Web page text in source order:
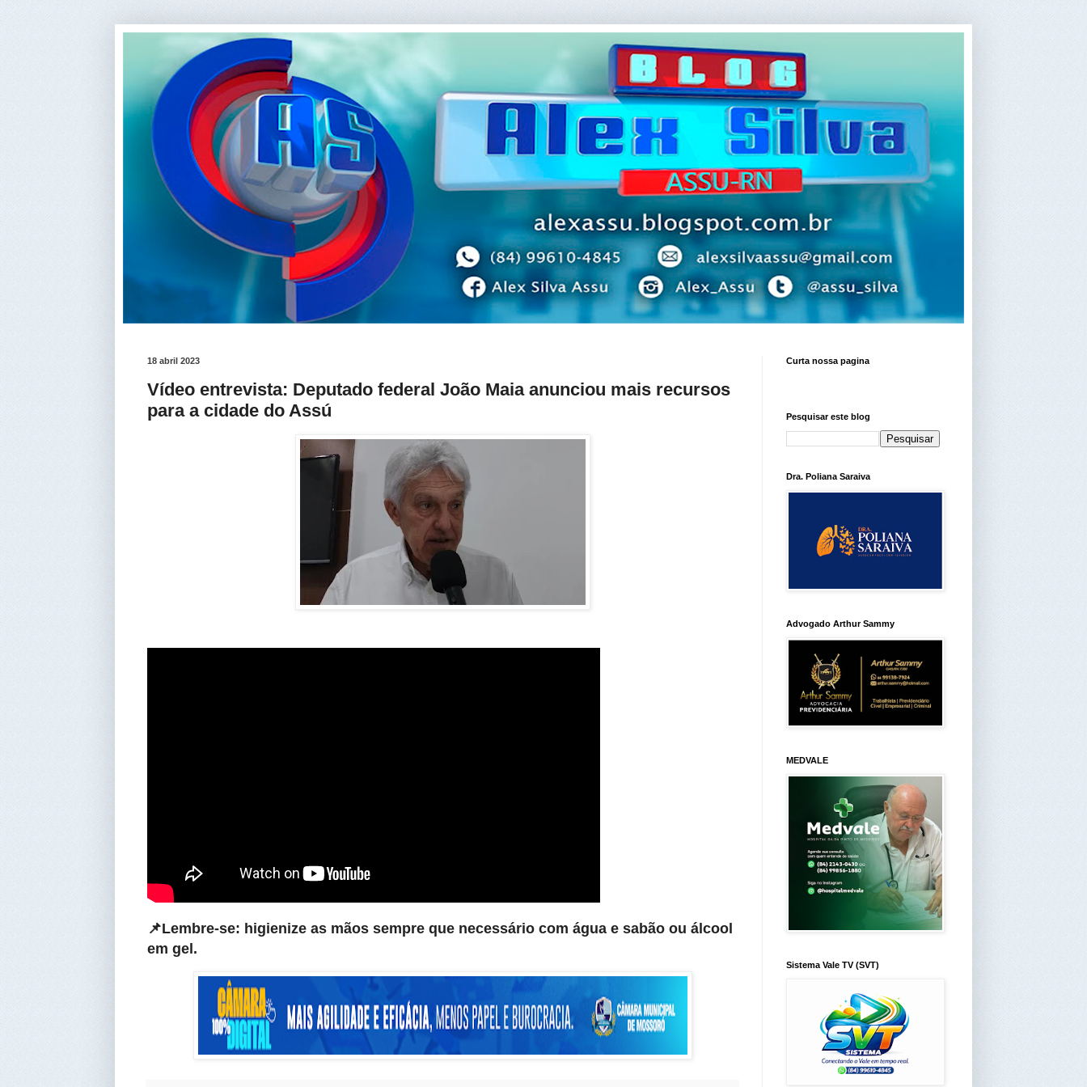
18 abril 2023
Vídeo entrevista: Deputado federal João Maia anunciou mais recursos
para a cidade do Assú
📌Lembre-se: higienize as mãos sempre que necessário com água e sabão ou álcool
em gel.
Curta nossa pagina
Pesquisar este blog
Dra. Poliana Saraiva
Advogado Arthur Sammy
MEDVALE
Sistema Vale TV (SVT)